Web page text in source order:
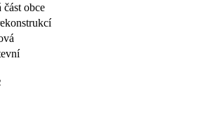
část obce